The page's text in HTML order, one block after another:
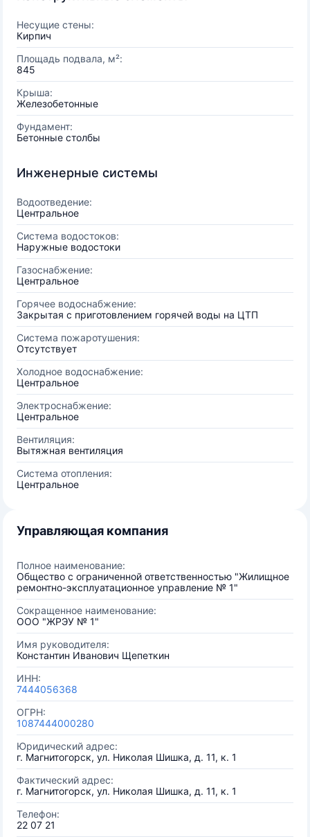
Несущие стены:
Кирпич
Площадь подвала, м²:
845
Крыша:
Железобетонные
Фундамент:
Бетонные столбы
Инженерные системы
Водоотведение:
Центральное
Система водостоков:
Наружные водостоки
Газоснабжение:
Центральное
Горячее водоснабжение:
Закрытая с приготовлением горячей воды на ЦТП
Система пожаротушения:
Отсутствует
Холодное водоснабжение:
Центральное
Электроснабжение:
Центральное
Вентиляция:
Вытяжная вентиляция
Система отопления:
Центральное
Управляющая компания
Полное наименование:
Общество с ограниченной ответственностью "Жилищное
ремонтно-эксплуатационное управление № 1"
Сокращенное наименование:
ООО "ЖРЭУ № 1"
Имя руководителя:
Константин Иванович Щепеткин
ИНН:
7444056368
ОГРН:
1087444000280
Юридический адрес:
г. Магнитогорск, ул. Николая Шишка, д. 11, к. 1
Фактический адрес:
г. Магнитогорск, ул. Николая Шишка, д. 11, к. 1
Телефон:
22 07 21